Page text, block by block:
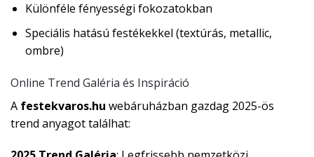
Különféle fényességi fokozatokban
Speciális hatású festékekkel (textúrás, metallic,
ombre)
Online Trend Galéria és Inspiráció
A festekvaros.hu webáruházban gazdag 2025-ös
trend anyagot találhat: